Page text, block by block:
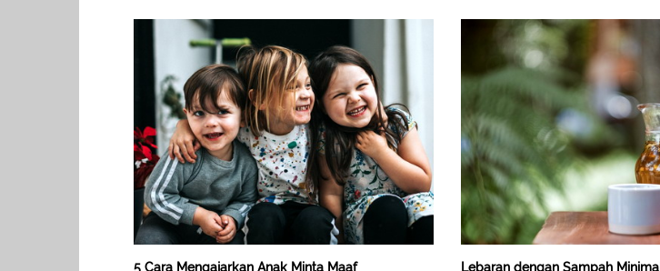
5 Cara Mengajarkan Anak Minta Maaf Lebaran dengan Sampah